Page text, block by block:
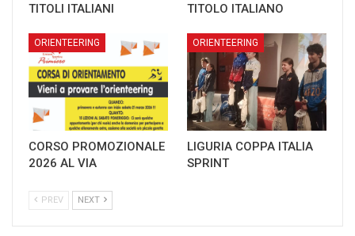
TITOLI ITALIANI
TITOLO ITALIANO
ORIENTEERING
CORSO PROMOZIONALE
2026 AL VIA
ORIENTEERING
LIGURIA COPPA ITALIA
SPRINT
PREV NEXT